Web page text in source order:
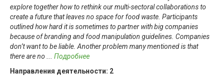
explore together how to rethink our multi-sectoral collaborations to
create a future that leaves no space for food waste. Participants
outlined how hard it is sometimes to partner with big companies
because of branding and food manipulation guidelines. Companies
don’t want to be liable. Another problem many mentioned is that
there are no
Подробнее
Направления деятельности: 2